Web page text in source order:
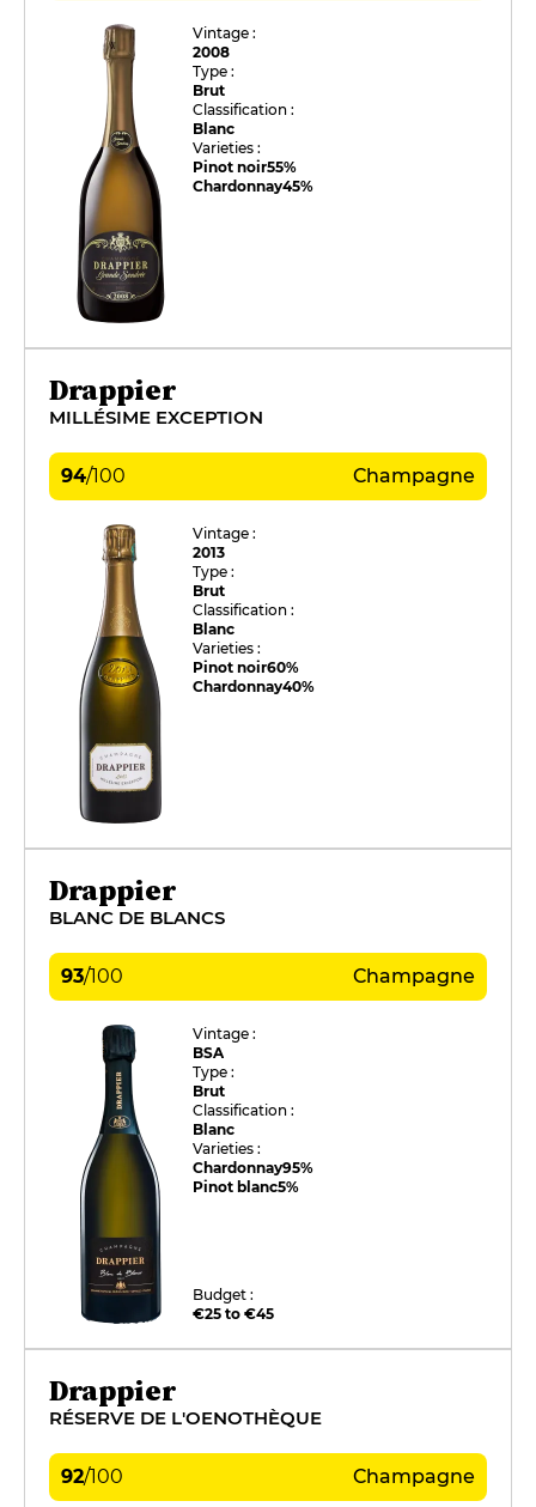
Vintage :
2008
Type :
Brut
Classification :
Blanc
Varieties :
Pinot noir55%
Chardonnay45%
Drappier
MILLÉSIME EXCEPTION
94/100 Champagne
Vintage :
2013
Type :
Brut
Classification :
Blanc
Varieties :
Pinot noir60%
Chardonnay40%
Drappier
BLANC DE BLANCS
93/100 Champagne
Vintage :
BSA
Type :
Brut
Classification :
Blanc
Varieties :
Chardonnay95%
Pinot blanc5%
Budget :
€25 to €45
Drappier
RÉSERVE DE L'OENOTHÈQUE
92/100 Champagne